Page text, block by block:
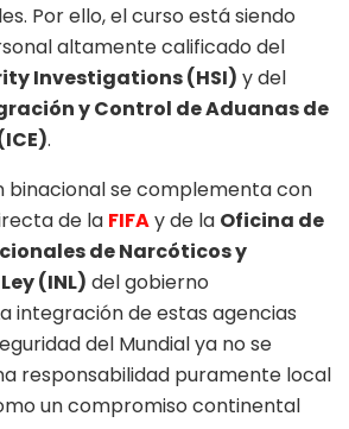
Por ello, el curso está siendo
altamente calificado del
Investigations (HSI) y del
y Control de Aduanas de
.
binacional se complementa con
de la FIFAy de la Oficina de
de Narcóticos y
(INL) del gobierno
integración de estas agencias
del Mundial ya no se
responsabilidad puramente local
un compromiso continental